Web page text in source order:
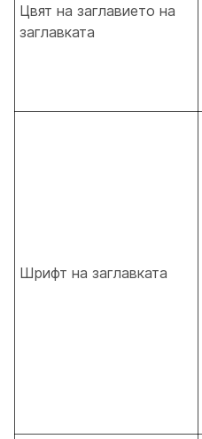
Цвят на заглавието на
заглавката
Шрифт на заглавката